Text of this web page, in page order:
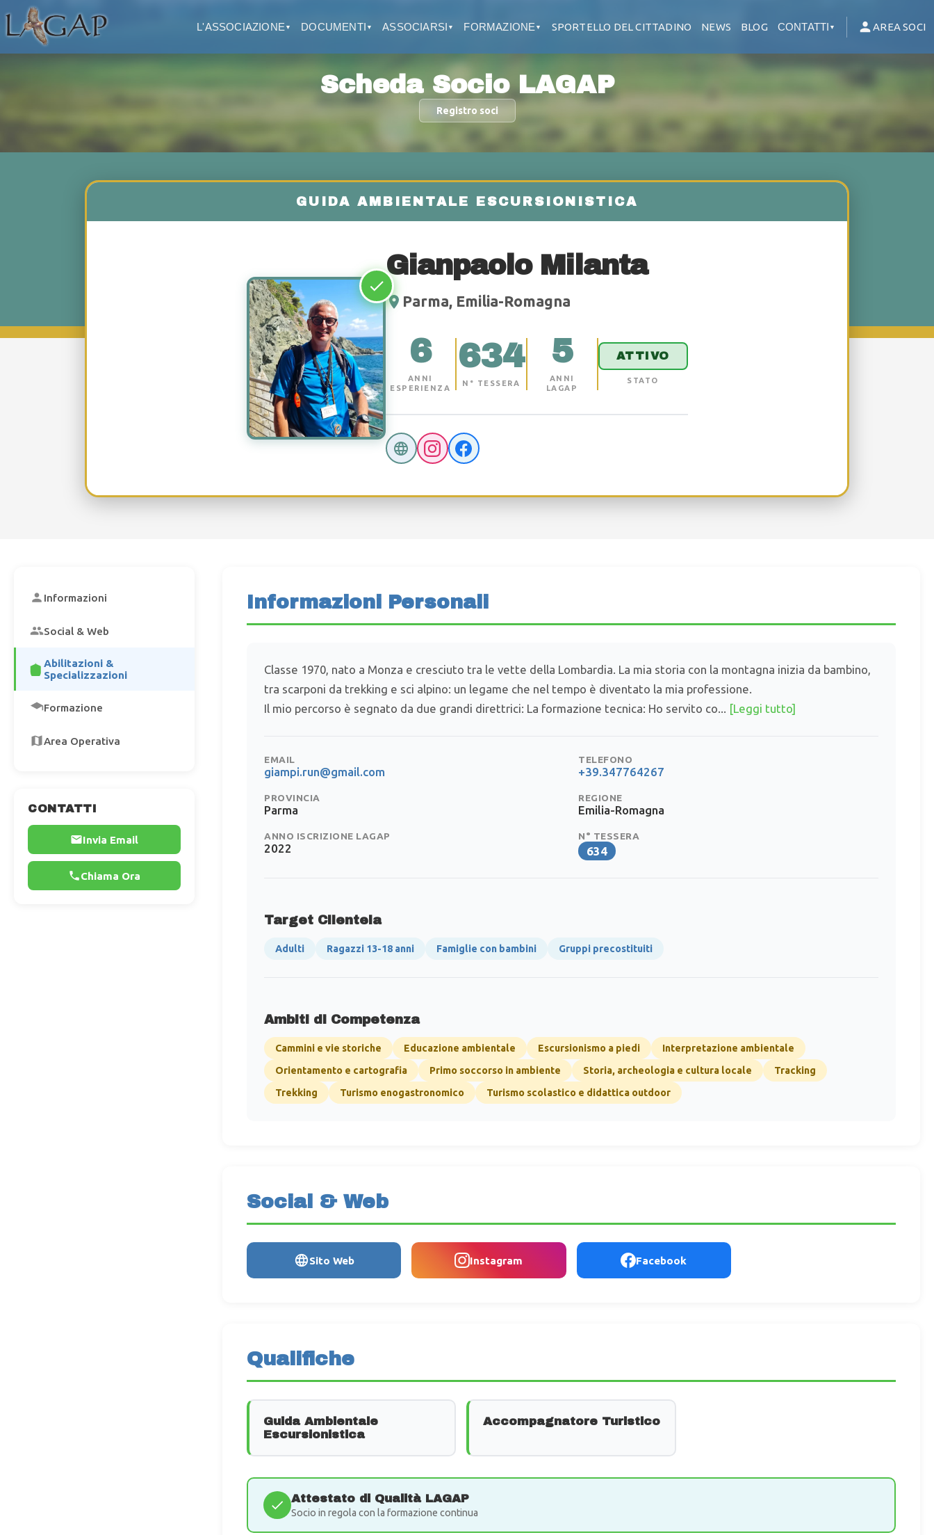
L'ASSOCIAZIONE ▼ DOCUMENTI ▼ ASSOCIARSI ▼ FORMAZIONE ▼ SPORTELLO DEL CITTADINO NEWS BLOG CONTATTI ▼ AREA SOCI
Scheda Socio LAGAP
Registro soci
Gianpaolo Milanta
Parma, Emilia-Romagna
6
ANNI
ESPERIENZA
634
N° TESSERA
5
ANNI
LAGAP
ATTIVO
STATO
Informazioni
Social & Web
Abilitazioni &
Specializzazioni
Formazione
Area Operativa
CONTATTI
Invia Email
Chiama Ora
Informazioni Personali
Classe 1970, nato a Monza e cresciuto tra le vette della Lombardia. La mia storia con la montagna inizia da bambino,
tra scarponi da trekking e sci alpino: un legame che nel tempo è diventato la mia professione.
Il mio percorso è segnato da due grandi direttrici: La formazione tecnica: Ho servito co... [Leggi tutto]
EMAIL
giampi.run@gmail.com
TELEFONO
+39.347764267
PROVINCIA
Parma
REGIONE
Emilia-Romagna
ANNO ISCRIZIONE LAGAP
2022
N° TESSERA
634
Target Clientela
Adulti Ragazzi 13-18 anni Famiglie con bambini Gruppi precostituiti
Ambiti di Competenza
Cammini e vie storiche Educazione ambientale Escursionismo a piedi
Interpretazione ambientale
Orientamento e cartografia
Primo soccorso in ambiente Storia, archeologia e cultura locale
Tracking
Trekking
Turismo enogastronomico Turismo scolastico e didattica outdoor
Social & Web
Sito Web Instagram Facebook
Qualifiche
Guida Ambientale
Escursionistica
Accompagnatore Turistico
Attestato di Qualità LAGAP
Socio in regola con la formazione continua